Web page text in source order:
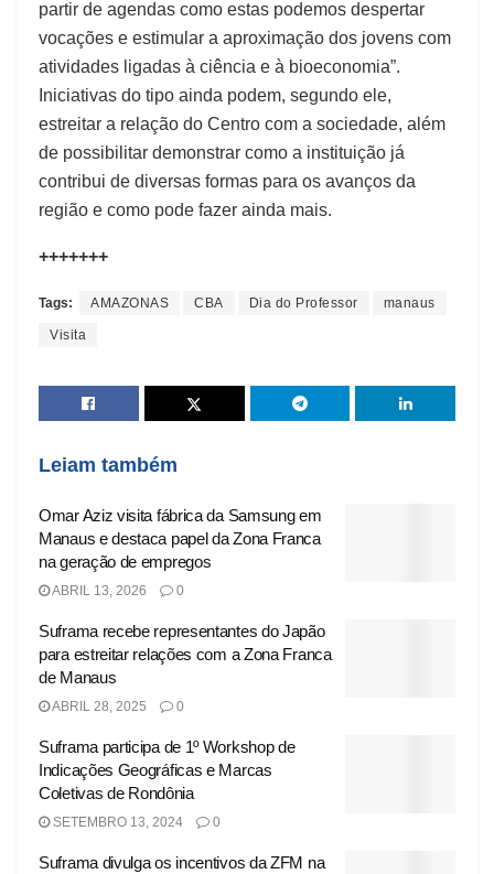
partir de agendas como estas podemos despertar
vocações e estimular a aproximação dos jovens com
atividades ligadas à ciência e à bioeconomia”.
Iniciativas do tipo ainda podem, segundo ele,
estreitar a relação do Centro com a sociedade, além
de possibilitar demonstrar como a instituição já
contribui de diversas formas para os avanços da
região e como pode fazer ainda mais.
+++++++
Tags: AMAZONAS CBA Dia do Professor manaus
Visita
Leiam também
Omar Aziz visita fábrica da Samsung em
Manaus e destaca papel da Zona Franca
na geração de empregos
ABRIL 13, 2026 0
Suframa recebe representantes do Japão
para estreitar relações com a Zona Franca
de Manaus
ABRIL 28, 2025 0
Suframa participa de 1º Workshop de
Indicações Geográficas e Marcas
Coletivas de Rondônia
SETEMBRO 13, 2024 0
Suframa divulga os incentivos da ZFM na